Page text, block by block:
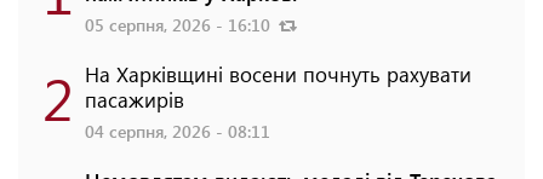
05 серпня, 2026 - 16:10
2 На Харківщині восени почнуть рахувати
пасажирів
04 серпня, 2026 - 08:11